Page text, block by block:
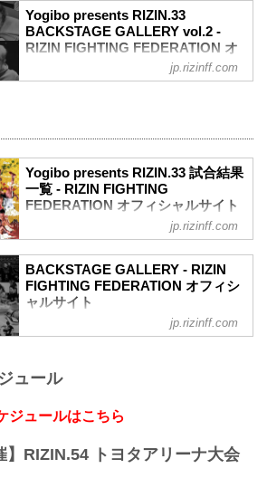
Yogibo presents RIZIN.33
BACKSTAGE GALLERY vol.2 -
RIZIN FIGHTING FEDERATION オ
第10試合 武田光司 vs. “ブラックパンサ
ー”ベイノア
武田光司3
“ブラックパンサー”ベイノア3
第9試合 シビサイ頌真 vs. 関根“シュレッ
関根“シュレック”秀樹3
シビサイ頌真3
第8試合 萩原京平 vs. 鈴木博昭
萩原京平3
鈴木博昭3
第6試合 シバター vs. 久保優太
jp.rizinff.com
Yogibo presents RIZIN.33 試合結果
一覧 - RIZIN FIGHTING
FEDERATION オフィシャルサイト
第16試合／RIZIN JAPAN GP2021 バンタ
博正
Full Fight | 朝倉海 vs. 扇久保博正 2 / Kai
Asakura vs. Hiromasa Ougikubo 2 -
（LOSE）朝倉海 vs. 扇久保博正（WIN）
≫ 試合結果詳細
ルト・サトシ...
jp.rizinff.com
BACKSTAGE GALLERY - RIZIN
FIGHTING FEDERATION オフィシ
ャルサイト
BACKSTAGE GALLERY の記事一覧 - 格
イジン ファイティング フェデレーショ
いきます。
jp.rizinff.com
ュール
ジュールはこちら
】RIZIN.54 トヨタアリーナ大会